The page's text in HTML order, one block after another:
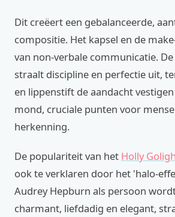
Dit creëert een gebalanceerde,
compositie. Het kapsel en de
van non-verbale communicatie.
straalt discipline en perfectie uit,
en lippenstift de aandacht
mond, cruciale punten voor
herkenning.
De populariteit van het Holly
ook te verklaren door het 'halo-
Audrey Hepburn als persoon
charmant, liefdadig en elegant,